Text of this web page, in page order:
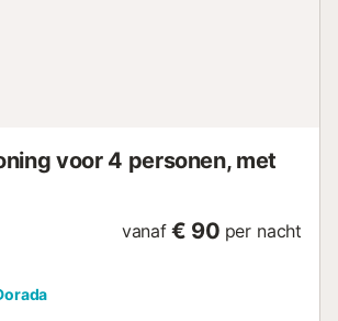
voor 4 personen, met
vanaf € 90 per nacht